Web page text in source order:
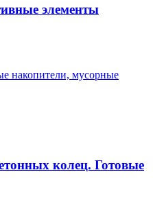
элементы
накопители, мусорные
колец. Готовые